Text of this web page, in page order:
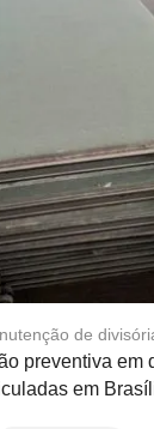
de
preventiva em
em